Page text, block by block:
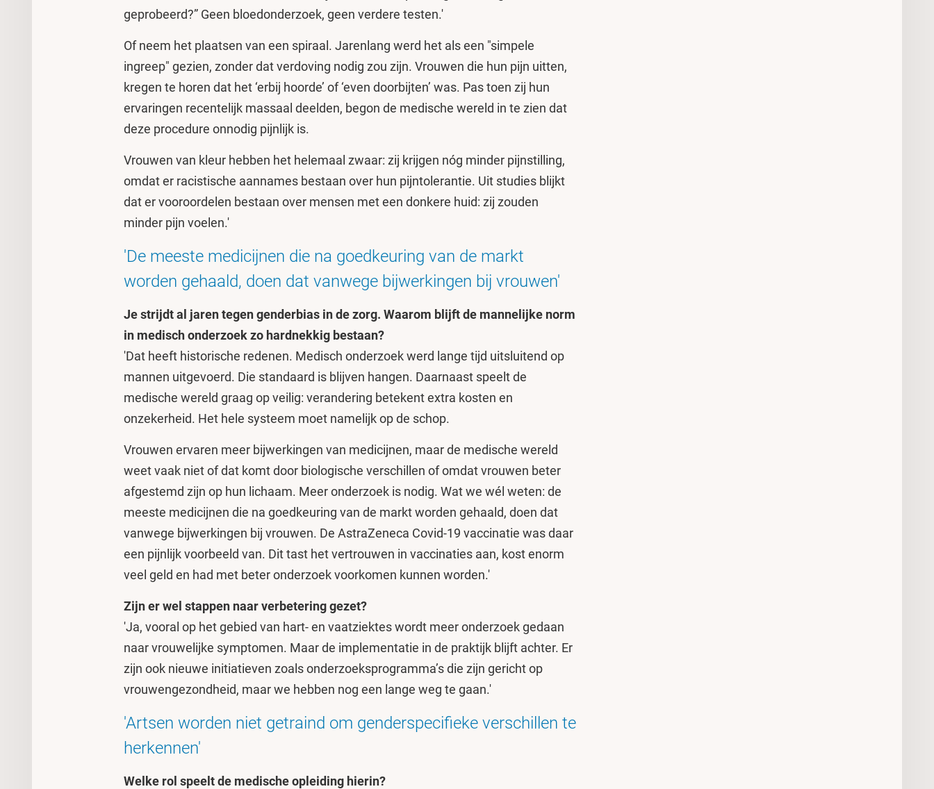
geprobeerd?” Geen bloedonderzoek, geen verdere testen.'
Of neem het plaatsen van een spiraal. Jarenlang werd het als een "simpele
ingreep" gezien, zonder dat verdoving nodig zou zijn. Vrouwen die hun pijn uitten,
kregen te horen dat het ‘erbij hoorde’ of ‘even doorbijten’ was. Pas toen zij hun
ervaringen recentelijk massaal deelden, begon de medische wereld in te zien dat
deze procedure onnodig pijnlijk is.
Vrouwen van kleur hebben het helemaal zwaar: zij krijgen nóg minder pijnstilling,
omdat er racistische aannames bestaan over hun pijntolerantie. Uit studies blijkt
dat er vooroordelen bestaan over mensen met een donkere huid: zij zouden
minder pijn voelen.'
'De meeste medicijnen die na goedkeuring van de markt
worden gehaald, doen dat vanwege bijwerkingen bij vrouwen'
Je strijdt al jaren tegen genderbias in de zorg. Waarom blijft de mannelijke norm
in medisch onderzoek zo hardnekkig bestaan?
'Dat heeft historische redenen. Medisch onderzoek werd lange tijd uitsluitend op
mannen uitgevoerd. Die standaard is blijven hangen. Daarnaast speelt de
medische wereld graag op veilig: verandering betekent extra kosten en
onzekerheid. Het hele systeem moet namelijk op de schop.
Vrouwen ervaren meer bijwerkingen van medicijnen, maar de medische wereld
weet vaak niet of dat komt door biologische verschillen of omdat vrouwen beter
afgestemd zijn op hun lichaam. Meer onderzoek is nodig. Wat we wél weten: de
meeste medicijnen die na goedkeuring van de markt worden gehaald, doen dat
vanwege bijwerkingen bij vrouwen. De AstraZeneca Covid-19 vaccinatie was daar
een pijnlijk voorbeeld van. Dit tast het vertrouwen in vaccinaties aan, kost enorm
veel geld en had met beter onderzoek voorkomen kunnen worden.'
Zijn er wel stappen naar verbetering gezet?
'Ja, vooral op het gebied van hart- en vaatziektes wordt meer onderzoek gedaan
naar vrouwelijke symptomen. Maar de implementatie in de praktijk blijft achter. Er
zijn ook nieuwe initiatieven zoals onderzoeksprogramma’s die zijn gericht op
vrouwengezondheid, maar we hebben nog een lange weg te gaan.'
'Artsen worden niet getraind om genderspecifieke verschillen te
herkennen'
Welke rol speelt de medische opleiding hierin?